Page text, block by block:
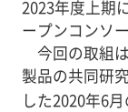
2023年度上期
ープンコンソ
今回の取組
製品の共同研
した2020年6